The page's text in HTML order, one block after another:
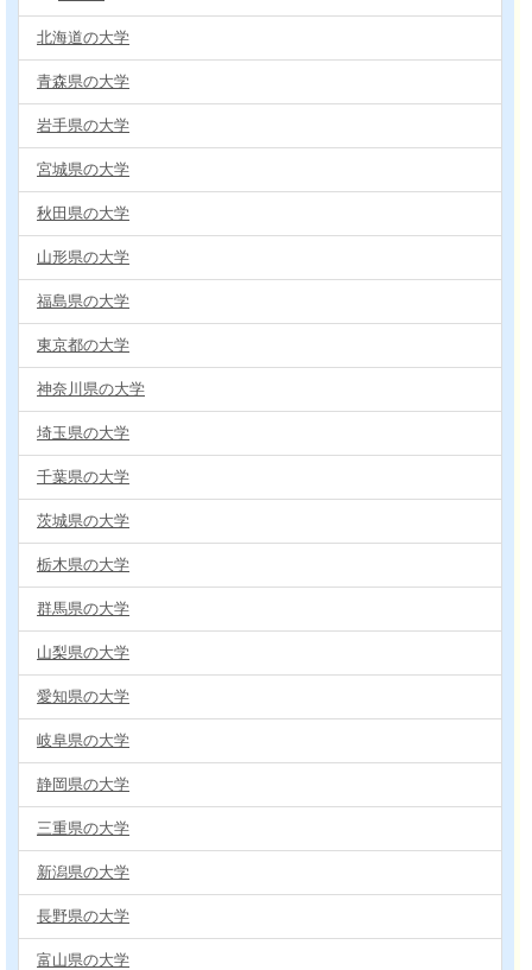
北海道の大学
青森県の大学
岩手県の大学
宮城県の大学
秋田県の大学
山形県の大学
福島県の大学
東京都の大学
神奈川県の大学
埼玉県の大学
千葉県の大学
茨城県の大学
栃木県の大学
群馬県の大学
山梨県の大学
愛知県の大学
岐阜県の大学
静岡県の大学
三重県の大学
新潟県の大学
長野県の大学
富山県の大学